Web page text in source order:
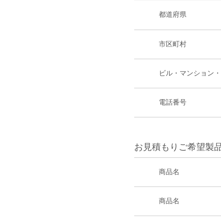
都道府県
市区町村
ビル・マンション
電話番号
お見積もりご希望製
商品名
商品名